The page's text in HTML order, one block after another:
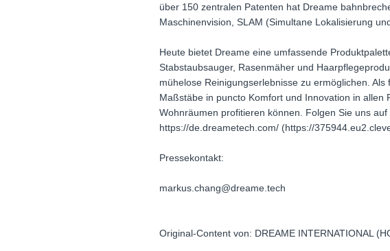
über 150 zentralen Patenten hat Dreame
Maschinenvision, SLAM (Simultane Lokalisierung
Heute bietet Dreame eine umfassende
Stabstaubsauger, Rasenmäher und
mühelose Reinigungserlebnisse zu ermöglichen.
Maßstäbe in puncto Komfort und Innovation in
Wohnräumen profitieren können. Folgen Sie uns
https://de.dreametech.com/ (https://
Pressekontakt:
markus.chang@dreame.tech
Original-Content von: DREAME INTERNATIONAL